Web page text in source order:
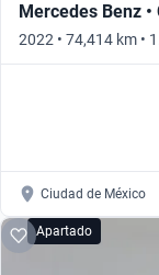
Mercedes Benz •
2022 • 74,414 km •
Ciudad de México
Apartado